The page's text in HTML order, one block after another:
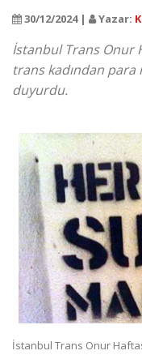
30/12/2024 | Yazar:
İstanbul Trans Onur
trans kadından para
duyurdu.
İstanbul Trans Onur